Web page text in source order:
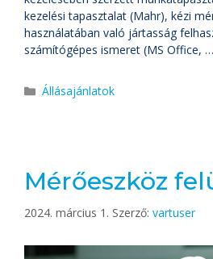
kezelési tapasztalat (Mahr), kézi
használatában való jártasság
számítógépes ismeret (MS Office, …
Állásajánlatok
Mérőeszköz
2024. március 1. Szerző: vartuser